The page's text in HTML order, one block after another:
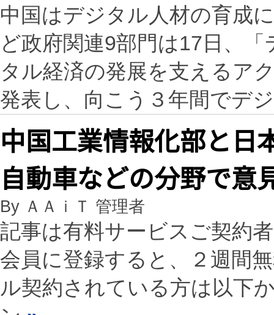
中国はデジタル人材の育成
ど政府関連9部門は17日、
タル経済の発展を支えるア
発表し、向こう３年間でデ
中国工業情報化部と日
自動車などの分野で意
By ＡＡｉＴ 管理者
記事は有料サービスご契約
会員に登録すると、２週間
ル契約されている方は以下